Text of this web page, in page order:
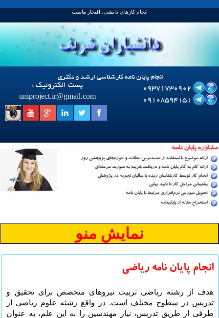
Google+
انجام کارهای دانشی، افتخار ماست
انجام پایان نامه کارشناسی ارشد و دکتری
پست الکترونیک :
uniproject.ir@gmail.com
انجام پایان نامه ریاضی
هدف از رشته ریاضی تربیت نیروهای متخصص برای تحقیق و
تدریس در سطوح مختلف است. در واقع رشته علوم ریاضی از
طرفی از طریق تدریس، نیاز مهندسین را به این علم، به عنوان